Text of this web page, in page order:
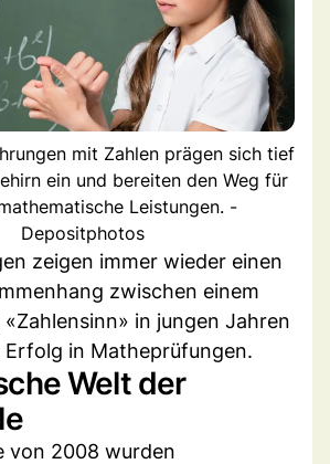
mit Zahlen prägen sich tief
ein und bereiten den Weg für
Leistungen. -
Depositphotos
zeigen immer wieder einen
zwischen einem
in jungen Jahren
Erfolg in Matheprüfungen.
Welt der
von 2008 wurden